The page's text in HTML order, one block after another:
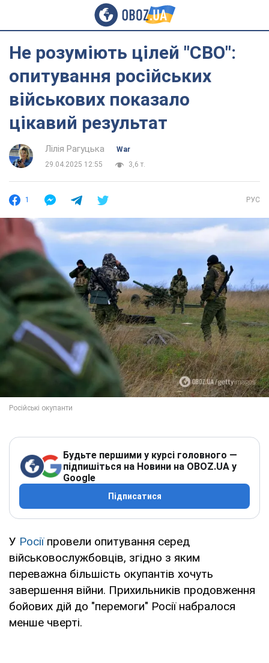
Не розуміють цілей "СВО":
опитування російських
військових показало
цікавий результат
Лілія Рагуцька
War
29.04.2025 12:55
3,6 т.
1 РУС
Будьте першими у курсі головного —
підпишіться на Новини на OBOZ.UA у
Google
Підписатися
У Росіїпровели опитування серед
військовослужбовців, згідно з яким
переважна більшість окупантів хочуть
завершення війни. Прихильників продовження
бойових дій до "перемоги" Росії набралося
менше чверті.